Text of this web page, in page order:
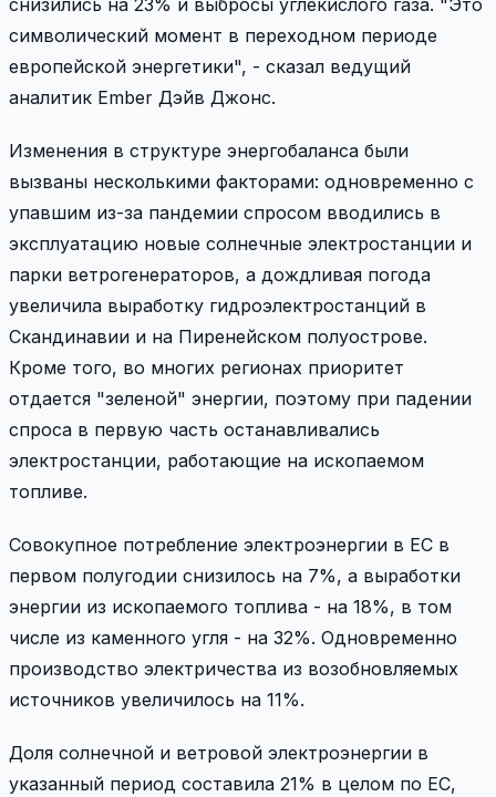
снизились на 23% и выбросы углекислого газа. "Это
символический момент в переходном периоде
европейской энергетики", - сказал ведущий
аналитик Ember Дэйв Джонс.
Изменения в структуре энергобаланса были
вызваны несколькими факторами: одновременно с
упавшим из-за пандемии спросом вводились в
эксплуатацию новые солнечные электростанции и
парки ветрогенераторов, а дождливая погода
увеличила выработку гидроэлектростанций в
Скандинавии и на Пиренейском полуострове.
Кроме того, во многих регионах приоритет
отдается "зеленой" энергии, поэтому при падении
спроса в первую часть останавливались
электростанции, работающие на ископаемом
топливе.
Совокупное потребление электроэнергии в ЕС в
первом полугодии снизилось на 7%, а выработки
энергии из ископаемого топлива - на 18%, в том
числе из каменного угля - на 32%. Одновременно
производство электричества из возобновляемых
источников увеличилось на 11%.
Доля солнечной и ветровой электроэнергии в
указанный период составила 21% в целом по ЕС,